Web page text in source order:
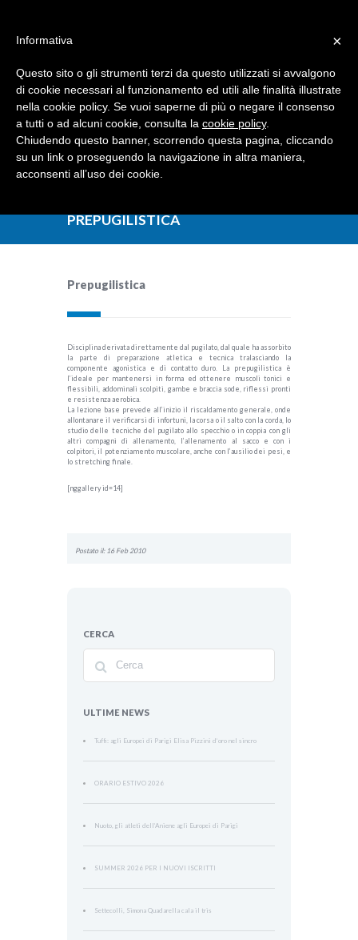
PREPUGILISTICA
Prepugilistica
Disciplina derivata direttamente dal pugilato, dal quale ha assorbito
la parte di preparazione atletica e tecnica tralasciando la
componente agonistica e di contatto duro. La prepugilistica è
l’ideale per mantenersi in forma ed ottenere muscoli tonici e
flessibili, addominali scolpiti, gambe e braccia sode, riflessi pronti
e resistenza aerobica.
La lezione base prevede all’inizio il riscaldamento generale, onde
allontanare il verificarsi di infortuni, la corsa o il salto con la corda, lo
studio delle tecniche del pugilato allo specchio o in coppia con gli
altri compagni di allenamento, l’allenamento al sacco e con i
colpitori, il potenziamento muscolare, anche con l’ausilio dei pesi, e
lo stretching finale.
[nggallery id=14]
Postato il: 16 Feb 2010
CERCA
ULTIME NEWS
Tuffi: agli Europei di Parigi Elisa Pizzini d’oro nel sincro
ORARIO ESTIVO 2026
Nuoto, gli atleti dell’Aniene agli Europei di Parigi
SUMMER 2026 PER I NUOVI ISCRITTI
Settecolli, Simona Quadarella cala il tris
×
Informativa
Questo sito o gli strumenti terzi da questo utilizzati si avvalgono
di cookie necessari al funzionamento ed utili alle finalità illustrate
nella cookie policy. Se vuoi saperne di più o negare il consenso
a tutti o ad alcuni cookie, consulta la cookie policy.
Chiudendo questo banner, scorrendo questa pagina, cliccando
su un link o proseguendo la navigazione in altra maniera,
acconsenti all’uso dei cookie.